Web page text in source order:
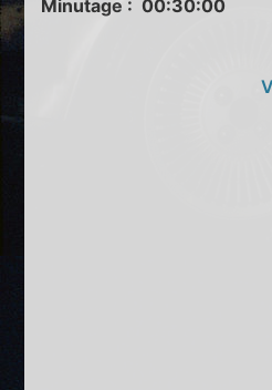
Minutage : 00:30:00